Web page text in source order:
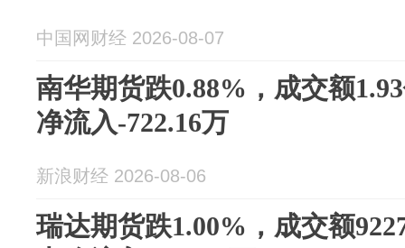
中国网财经 2026-08-07
南华期货跌0.88%，成交额
净流入-722.16万
新浪财经 2026-08-06
瑞达期货跌1.00%，成交额